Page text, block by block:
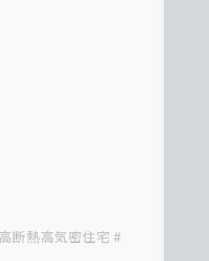
断熱高気密住宅 #